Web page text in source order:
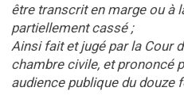
être transcrit en marge ou à
partiellement cassé ;
Ainsi fait et jugé par la Cour
chambre civile, et prononcé
audience publique du douze